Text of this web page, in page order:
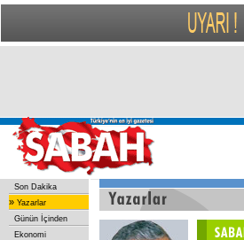
Son Dakika
» Yazarlar
Günün İçinden
Ekonomi